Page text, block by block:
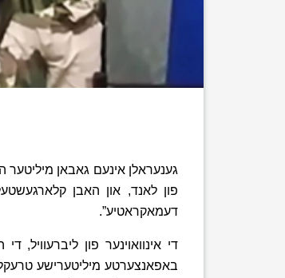
גענעראלן אינעם גאבאן מיליטער
פון לאנד, און האבן
דעמאקראטיע”.
די אינוואוינער פון
באפאנצערטע מיליטערישע